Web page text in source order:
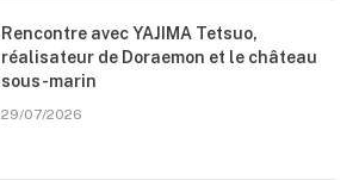
Rencontre avec YAJIMA Tetsuo,
réalisateur de Doraemon et le château
sous-marin
29/07/2026